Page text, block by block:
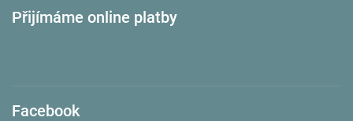
Přijímáme online platby
Facebook